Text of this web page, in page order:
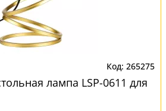
265275
лампа LSP-0611 для